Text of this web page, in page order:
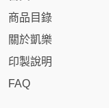
商品目錄
關於凱樂
印製說明
FAQ